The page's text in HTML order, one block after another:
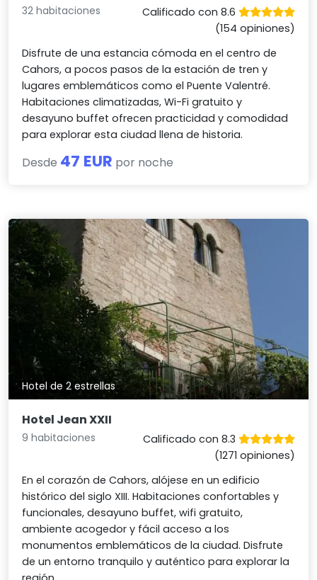
32 habitaciones
Calificado con 8.6
(154 opiniones)
Disfrute de una estancia cómoda en el centro de
Cahors, a pocos pasos de la estación de tren y
lugares emblemáticos como el Puente Valentré.
Habitaciones climatizadas, Wi-Fi gratuito y
desayuno buffet ofrecen practicidad y comodidad
para explorar esta ciudad llena de historia.
Desde 47 EUR por noche
Hotel de 2 estrellas
Hotel Jean XXII
9 habitaciones
Calificado con 8.3
(1271 opiniones)
En el corazón de Cahors, alójese en un edificio
histórico del siglo XIII. Habitaciones confortables y
funcionales, desayuno buffet, wifi gratuito,
ambiente acogedor y fácil acceso a los
monumentos emblemáticos de la ciudad. Disfrute
de un entorno tranquilo y auténtico para explorar la